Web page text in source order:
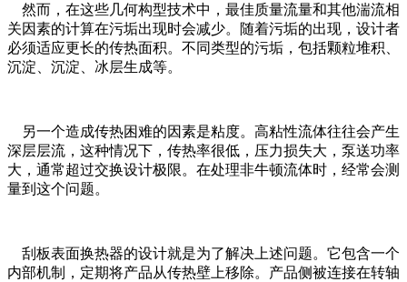
然而，在这些几何构型技术中，最佳质量流量和其他湍流相
关因素的计算在污垢出现时会减少。随着污垢的出现，设计者
必须适应更长的传热面积。不同类型的污垢，包括颗粒堆积、
沉淀、沉淀、冰层生成等。
另一个造成传热困难的因素是粘度。高粘性流体往往会产生
深层层流，这种情况下，传热率很低，压力损失大，泵送功率
大，通常超过交换设计极限。在处理非牛顿流体时，经常会测
量到这个问题。
刮板表面换热器的设计就是为了解决上述问题。它包含一个
内部机制，定期将产品从传热壁上移除。产品侧被连接在转轴